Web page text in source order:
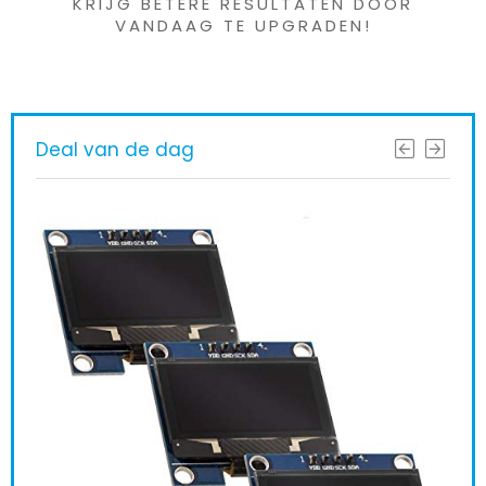
VANDAAG TE UPGRADEN!
Deal van de dag